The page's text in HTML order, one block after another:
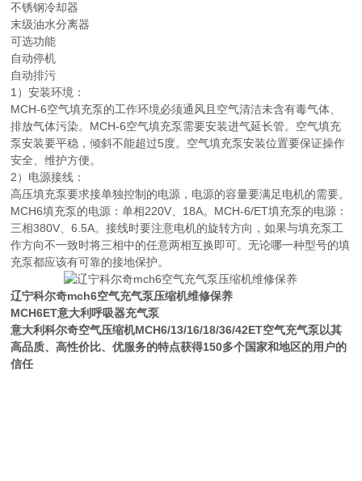
不锈钢冷却器
末级油水分离器
可选功能
自动停机
自动排污
1）安装环境：
MCH-6空气填充泵的工作环境必须通风且空气清洁未含有毒气体、
排放气体污染。MCH-6空气填充泵需要安装进气延长管。空气填充
泵安装要平稳，倾斜不能超过5度。空气填充泵安装位置要保证操作
安全、维护方便。
2）电源接线：
高压填充泵要求接单独控制的电源，电源的容量要满足电机的需要。
MCH6填充泵的电源：单相220V、18A。MCH-6/ET填充泵的电源：
三相380V、6.5A。接线时要注意电机的旋转方向，如果与填充泵工
作方向不一致时将三相中的任意两相互换即可。无论哪一种型号的填
充泵都应该有可靠的接地保护。
辽宁科尔奇mch6空气充气泵压缩机维修保养
MCH6ET意大利呼吸器充气泵
意大利科尔奇空气压缩机MCH6/13/16/18/36/42ET空气充气泵以其
高品质、高性价比、优服务的特点获得150多个国家和地区的用户的
信任